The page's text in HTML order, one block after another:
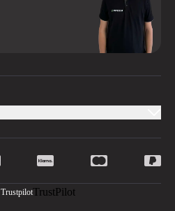
TrustpilotTrustPilot